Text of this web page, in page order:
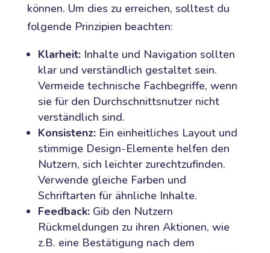
können. Um dies zu erreichen, solltest du
folgende Prinzipien beachten:
Klarheit:Inhalte und Navigation sollten
klar und verständlich gestaltet sein.
Vermeide technische Fachbegriffe, wenn
sie für den Durchschnittsnutzer nicht
verständlich sind.
Konsistenz:Ein einheitliches Layout und
stimmige Design-Elemente helfen den
Nutzern, sich leichter zurechtzufinden.
Verwende gleiche Farben und
Schriftarten für ähnliche Inhalte.
Feedback:Gib den Nutzern
Rückmeldungen zu ihren Aktionen, wie
z.B. eine Bestätigung nach dem